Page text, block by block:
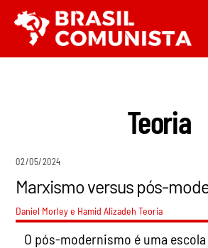
para
o
Teoria
02/05/2024
Marxismo versus pós-
Daniel Morley e Hamid Alizadeh Teoria
O pós-modernismo é uma